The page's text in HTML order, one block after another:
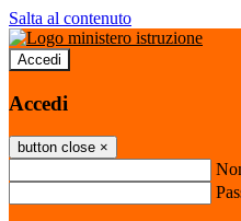
Salta al contenuto
Accedi
Accedi
button close ×